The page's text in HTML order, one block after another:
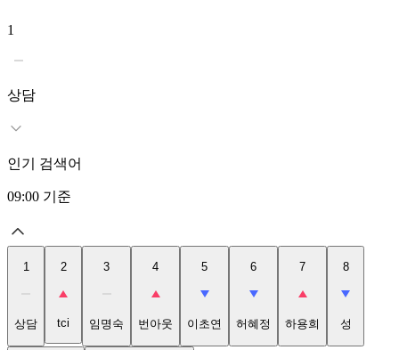
1
상담
인기 검색어
09:00 기준
1
상담
2
tci
3
임명숙
4
번아웃
5
이초연
6
허혜정
7
하용희
8
성